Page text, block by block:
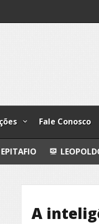
Fale Conosco
LEOPOLDO E O
A